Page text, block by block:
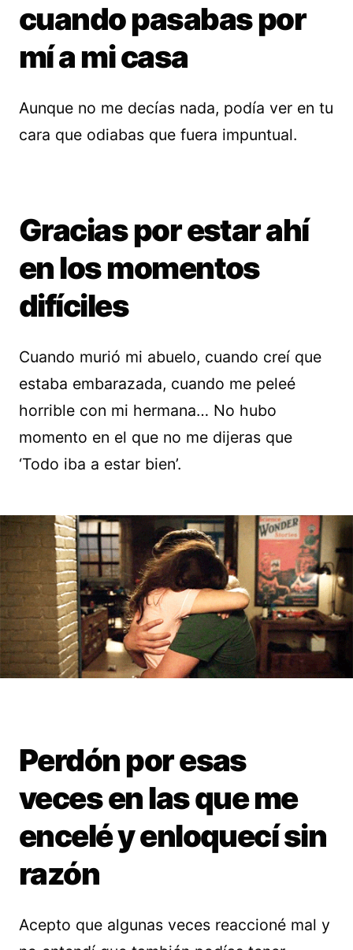
cuando pasabas por
mí a mi casa
Aunque no me decías nada, podía ver en tu
cara que odiabas que fuera impuntual.
Gracias por estar ahí
en los momentos
difíciles
Cuando murió mi abuelo, cuando creí que
estaba embarazada, cuando me peleé
horrible con mi hermana… No hubo
momento en el que no me dijeras que
‘Todo iba a estar bien’.
Perdón por esas
veces en las que me
encelé y enloquecí sin
razón
Acepto que algunas veces reaccioné mal y